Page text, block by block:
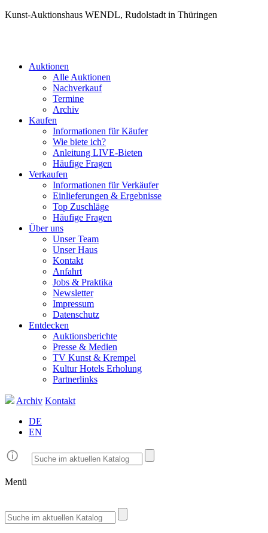
Kunst-Auktionshaus WENDL, Rudolstadt in Thüringen
Auktionen
Alle Auktionen
Nachverkauf
Termine
Archiv
Kaufen
Informationen für Käufer
Wie biete ich?
Anleitung LIVE-Bieten
Häufige Fragen
Verkaufen
Informationen für Verkäufer
Einlieferungen & Ergebnisse
Top Zuschläge
Häufige Fragen
Über uns
Unser Team
Unser Haus
Kontakt
Anfahrt
Jobs & Praktika
Newsletter
Impressum
Datenschutz
Entdecken
Auktionsberichte
Presse & Medien
TV Kunst & Krempel
Kultur Hotels Erholung
Partnerlinks
Archiv Kontakt
DE
EN
Menü